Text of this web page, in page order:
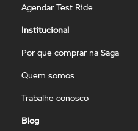
Agendar Test Ride
Institucional
Por que comprar na Saga
Quem somos
Trabalhe conosco
Blog